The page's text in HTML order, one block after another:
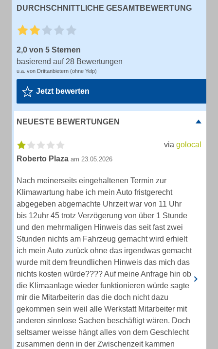
DURCHSCHNITTLICHE GESAMTBEWERTUNG
2,0 von 5 Sternen
basierend auf 28 Bewertungen
u.a. von Drittanbietern (ohne Yelp)
Jetzt bewerten
NEUESTE BEWERTUNGEN
via golocal
Roberto Plaza am 23.05.2026
Nach meinerseits eingehaltenen Termin zur
Klimawartung habe ich mein Auto fristgerecht
abgegeben abgemachte Uhrzeit war von 11 Uhr
bis 12uhr 45 trotz Verzögerung von über 1 Stunde
und den mehrmaligen Hinweis das seit fast zwei
Stunden nichts am Fahrzeug gemacht wird erhielt
ich mein Auto zurück ohne das irgendwas gemacht
wurde mit dem freundlichen Hinweis das mich das
nichts kosten würde???? Auf meine Anfrage hin ob
die Klimaanlage wieder funktionieren würde sagte
mir die Mitarbeiterin das die doch nicht dazu
gekommen sein weil alle Werkstatt Mitarbeiter mit
anderen sinnlose Sachen beschäftigt wären. Doch
seltsamer weisse hängt alles von dem Geschlecht
zusammen denn in der Zwischenzeit kammen